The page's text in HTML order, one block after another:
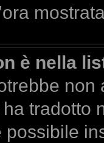
è nella
tradotto
possibile